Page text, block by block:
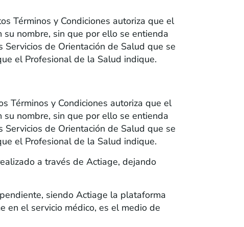
Términos y Condiciones autoriza que el
nombre, sin que por ello se entienda
de Orientación de Salud que se
el Profesional de la Salud indique.
Términos y Condiciones autoriza que el
nombre, sin que por ello se entienda
de Orientación de Salud que se
el Profesional de la Salud indique.
a través de Actiage, dejando
siendo Actiage la plataforma
en el servicio médico, es el medio de